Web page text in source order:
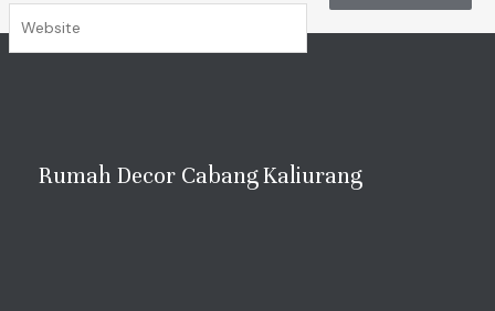
Rumah Decor Cabang Kaliurang